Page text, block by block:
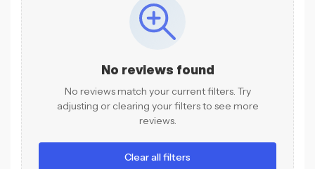
No reviews found
No reviews match your current filters. Try
adjusting or clearing your filters to see more
reviews.
Clear all filters